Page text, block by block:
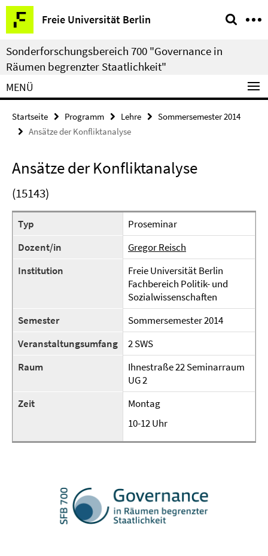
Springe
direkt
zu
Inhalt
Freie Universität Berlin
Service-
Navigation
Sonderforschungsbereich 700 "Governance in
Räumen begrenzter Staatlichkeit"
MENÜ
Startseite Programm Lehre
Sommersemester 2014
Ansätze der Konfliktanalyse
Ansätze der Konfliktanalyse
(15143)
Typ
Proseminar
Dozent/in
Gregor Reisch
Institution
Freie Universität Berlin
Fachbereich Politik- und
Sozialwissenschaften
Semester
Sommersemester 2014
Veranstaltungsumfang
2 SWS
Raum
Ihnestraße 22 Seminarraum
UG 2
Zeit
Montag
10-12 Uhr